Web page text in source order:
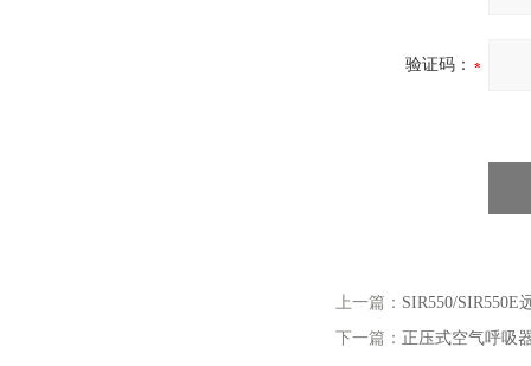
验证码：
上一篇： SIR550/SIR550E
下一篇： 正压式空气呼吸